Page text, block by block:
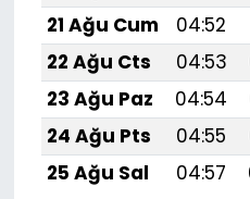
21 Ağu Cum
04:52
22 Ağu Cts
04:53
23 Ağu Paz
04:54
24 Ağu Pts
04:55
25 Ağu Sal
04:57